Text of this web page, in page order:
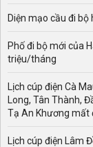
Diện mạo cầu đi
Phố đi bộ mới của
triệu/tháng
Lịch cúp điện Cà
Long, Tân Thành,
Tạ An Khương mất
Lịch cúp điện Lâm